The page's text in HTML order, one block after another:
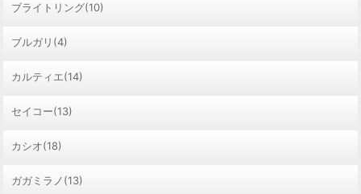
ブライトリング(10)
ブルガリ(4)
カルティエ(14)
セイコー(13)
カシオ(18)
ガガミラノ(13)